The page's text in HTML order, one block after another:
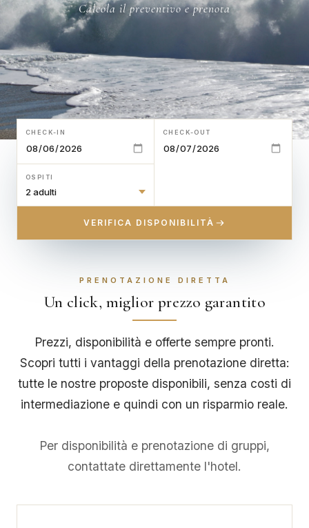
Calcola il preventivo e prenota
CHECK-IN CHECK-OUT
OSPITI
VERIFICA DISPONIBILITÀ
PRENOTAZIONE DIRETTA
Un click, miglior prezzo garantito
Prezzi, disponibilità e offerte sempre pronti.
Scopri tutti i vantaggi della prenotazione diretta:
tutte le nostre proposte disponibili, senza costi di
intermediazione e quindi con un risparmio reale.
Per disponibilità e prenotazione di gruppi,
contattate direttamente l'hotel.